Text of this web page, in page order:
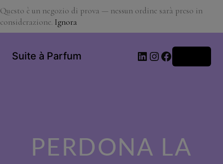
Questo è un negozio di prova — nessun ordine sarà preso in
considerazione. Ignora
Suite à Parfum LinkedIn
Instagram
Facebook
PERDONA LA